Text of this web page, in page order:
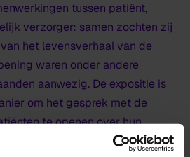
tussen patiënt,
verzorger: samen zochten zij
het levensverhaal van de
waren onder andere
aanwezig. De expositie is
om het gesprek met de
te openen over hun